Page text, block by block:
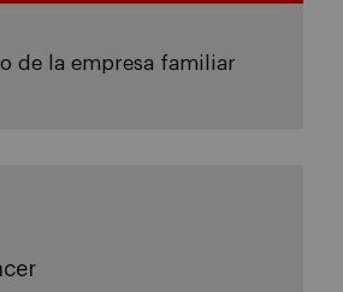
de la empresa familiar